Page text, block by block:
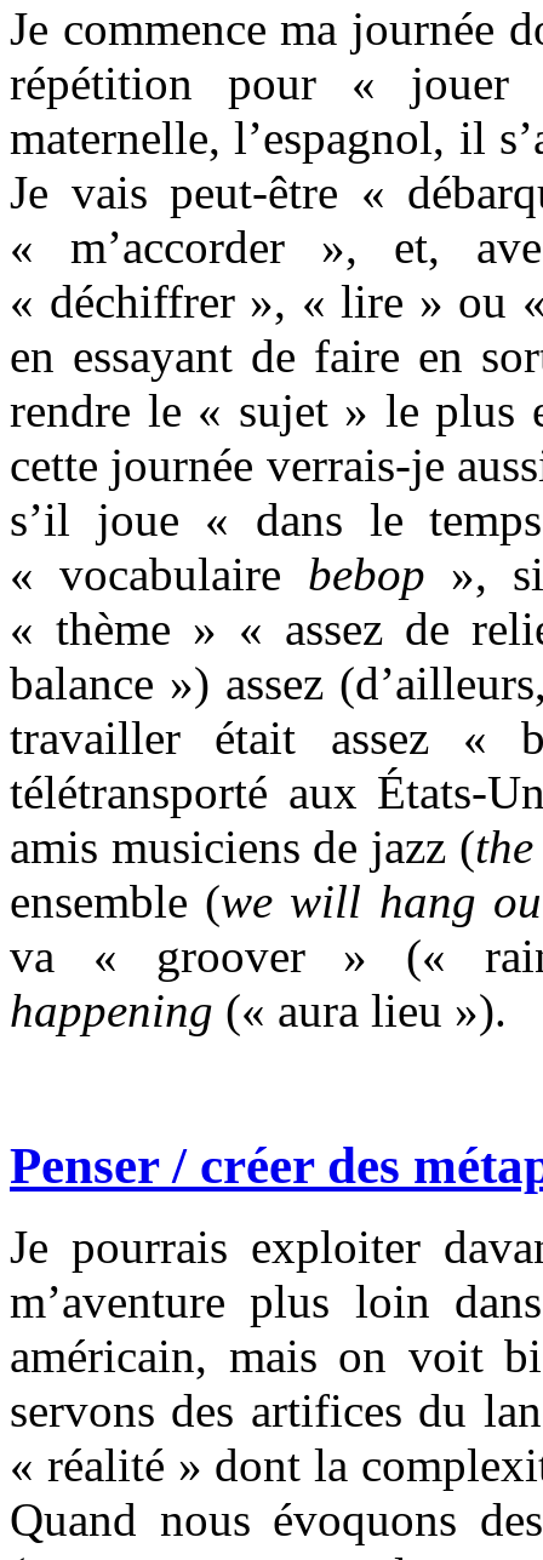
Je commence ma journée
répétition pour « jouer
maternelle, l’espagnol, il
Je vais peut-être «
« m’accorder », et,
« déchiffrer », « lire » ou
en essayant de faire en
rendre le « sujet » le plus
cette journée verrais-je
s’il joue « dans le
« vocabulaire bebop »,
« thème » « assez de
balance ») assez
travailler était assez «
télétransporté aux États-
amis musiciens de jazz (
ensemble (we will hang
va « groover » («
happening (« aura lieu »).
Penser / créer des
Je pourrais exploiter
m’aventure plus loin
américain, mais on voit
servons des artifices du
« réalité » dont la
Quand nous évoquons